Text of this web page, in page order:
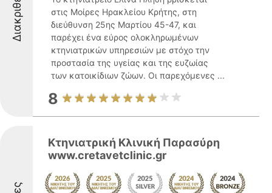
στις Μοίρες Ηρακλείου Κρήτης, στη
διεύθυνση 25ης Μαρτίου 45-47, και
παρέχει ένα εύρος ολοκληρωμένων
κτηνιατρικών υπηρεσιών με στόχο την
προστασία της υγείας και της ευζωίας
των κατοικίδιων ζώων. Οι παρεχόμενες ...
8
Κτηνιατρική Κλινική Παρασύρη
www.cretavetclinic.gr